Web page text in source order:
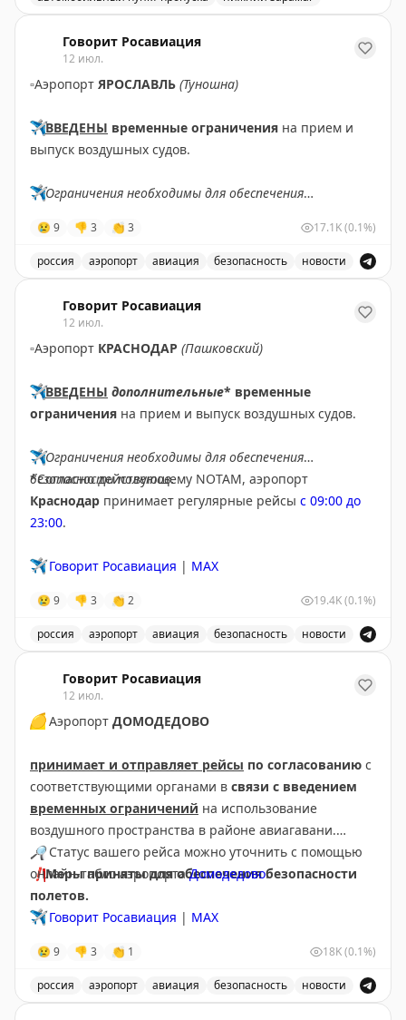
Говорит Росавиация
12 июл.
▫️Аэропорт ЯРОСЛАВЛЬ (Туношна)
✈️ВВЕДЕНЫ временные ограничения на прием и
выпуск воздушных судов.
✈️Ограничения необходимы для обеспечения
✈️ Говорит Росавиация|МАХ
😢 9 👎 3 👏 3 17.1K(0.1%)
россия аэропорт авиация безопасность новости
Говорит Росавиация
12 июл.
▫️Аэропорт КРАСНОДАР (Пашковский)
✈️ВВЕДЕНЫ дополнительные* временные
ограничения на прием и выпуск воздушных судов.
✈️Ограничения необходимы для обеспечения
безопасности полетов.
*Согласно действующему NOTAM, аэропорт
Краснодар принимает регулярные рейсы с 09:00 до
23:00.
✈️ Говорит Росавиация | MAX
😢 9 👎 3 👏 2 19.4K(0.1%)
россия аэропорт авиация безопасность новости
Говорит Росавиация
12 июл.
🟡Аэропорт ДОМОДЕДОВО
принимает и отправляет рейсы по согласованию с
соответствующими органами в связи с введением
временных ограничений на использование
воздушного пространства в районе авиагавани.
❗️Меры приняты для обеспечения безопасности
полетов.
🔎Статус вашего рейса можно уточнить с помощью
онлайн-табло аэропортаДомодедово.
✈️ Говорит Росавиация | МАХ
😢 9 👎 3 👏 1 18K(0.1%)
россия аэропорт авиация безопасность новости